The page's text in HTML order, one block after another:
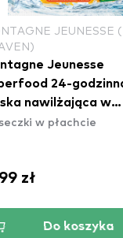
(7TH
godzinna
w
koszyka